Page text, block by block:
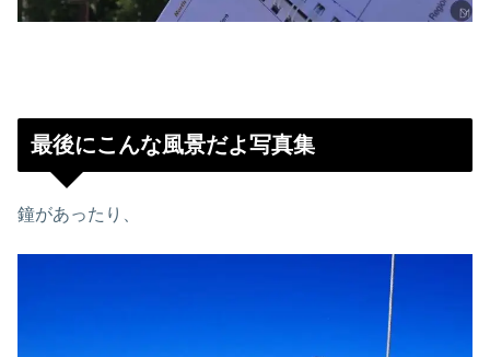
最後にこんな風景だよ写真集
鐘があったり、